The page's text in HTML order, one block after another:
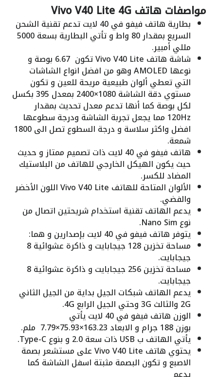
مواصفات هاتف Vivo V40 Lite 4G
بطارية هاتف فيفو في 40 لايت تدعم تقنية الشحن
السريع بمقدار 80 واط و تأتي البطارية بسعة 5000
مللي أمبير.
شاشة هاتف Vivo V40 Lite تكون 6.67 بوصة و
نوعها AMOLED وهو من افضل انواع الشاشات
التي تعطي ألوان طبيعية مريحة للعين و تكون
مستوي دقة الشاشة 1080×2400 بمعدل 395 بكسل
لكل بوصة كما أنها تدعم معدل تحديث بمقدار
120Hz مما يجعل تجربة الشاشة ودرجة سطوعها
افضل واكثر سلاسة و درجة السطوع تصل الى 1800
شمعة.
هاتف فيفو في 40 لايت ذات تصميم ممتاز و حديث
حيث يكون الهيكل الخارجي للهاتف من البلاستيك
المضاد للكسر.
الألوان المتاحة للهاتف Vivo V40 Lite اللون الأخضر
والفضي.
يدعم الهاتف تقنية استخدام شريحتين اتصال من
نوع Nano Sim.
يتوفر هاتف فيفو في 40 لايت بإصدارين و هما:
مساحة تخزين 128 جيجابايت و ذاكرة عشوائية 8
جيجابايت.
مساحة تخزين 256 جيجابايت و ذاكرة عشوائية 8
جيجابايت.
يدعم الهاتف شبكات الجيل بداية من الجيل الثاني
2G والثالث 3G وحتي الجيل الرابع 4G.
الوزن هاتف فيفو في 40 لايت يأتي
بوزن 188 جرام و الابعاد 163.23×75.93×7.79 ملم.
يأتي الهاتف ب USB ذات سعة 2.0 و بنوع Type-C.
يحتوي هاتف Vivo V40 Lite على مستشعر بصمة
الاصبع و تكون البصمة مثبتة اسفل الشاشة كما